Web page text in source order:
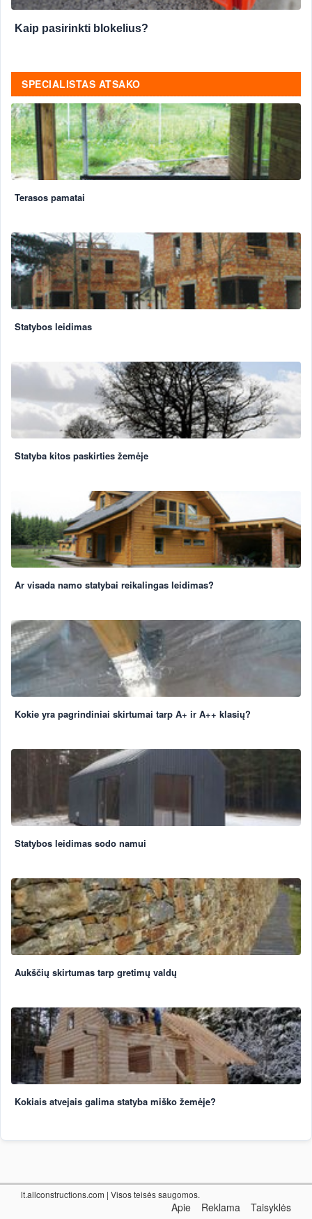
Kaip pasirinkti blokelius?
SPECIALISTAS ATSAKO
Terasos pamatai
Statybos leidimas
Statyba kitos paskirties žemėje
Ar visada namo statybai reikalingas leidimas?
Kokie yra pagrindiniai skirtumai tarp A+ ir A++ klasių?
Statybos leidimas sodo namui
Aukščių skirtumas tarp gretimų valdų
Kokiais atvejais galima statyba miško žemėje?
lt.allconstructions.com | Visos teisės saugomos.
Apie Reklama Taisyklės